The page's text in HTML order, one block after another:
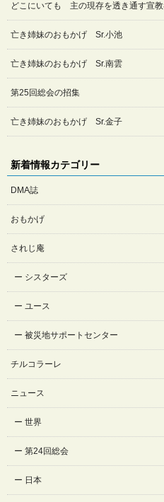
どこにいても 主の現存を透き通す宣教
亡き姉妹のおもかげ Sr.小池
亡き姉妹のおもかげ Sr.南雲
第25回総会の招集
亡き姉妹のおもかげ Sr.金子
新着情報カテゴリー
DMA誌
おもかげ
されじ庵
シスターズ
ユース
被災地サポートセンター
チルコラーレ
ニュース
世界
第24回総会
日本